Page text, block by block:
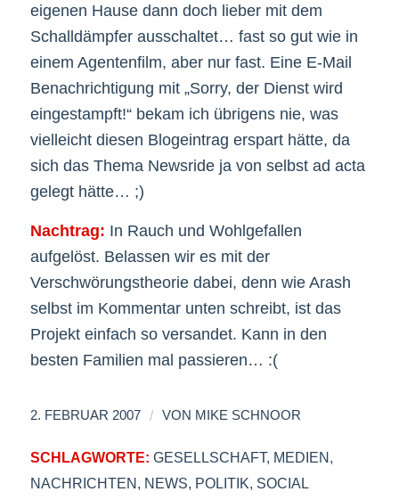
eigenen Hause dann doch lieber mit dem
Schalldämpfer ausschaltet… fast so gut wie in
einem Agentenfilm, aber nur fast. Eine E-Mail
Benachrichtigung mit „Sorry, der Dienst wird
eingestampft!“ bekam ich übrigens nie, was
vielleicht diesen Blogeintrag erspart hätte, da
sich das Thema Newsride ja von selbst ad acta
gelegt hätte… ;)
Nachtrag: In Rauch und Wohlgefallen
aufgelöst. Belassen wir es mit der
Verschwörungstheorie dabei, denn wie Arash
selbst im Kommentar unten schreibt, ist das
Projekt einfach so versandet. Kann in den
besten Familien mal passieren… :(
2. FEBRUAR 2007 / VON MIKE SCHNOOR
SCHLAGWORTE: GESELLSCHAFT, MEDIEN ,
NACHRICHTEN , NEWS, POLITIK, SOCIAL